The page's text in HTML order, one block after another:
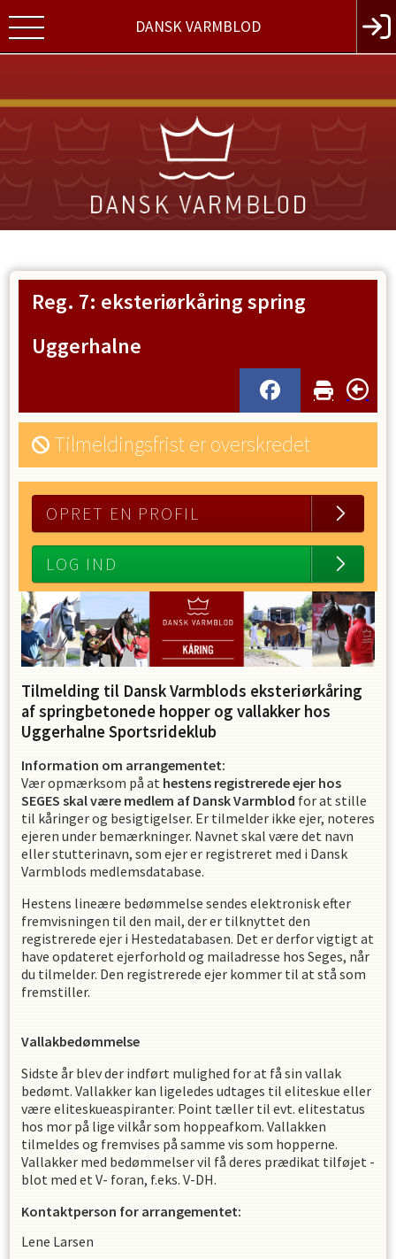
DANSK VARMBLOD
Reg. 7: eksteriørkåring spring
Uggerhalne
Tilmeldingsfrist er overskredet
OPRET EN PROFIL
LOG IND
Tilmelding til Dansk Varmblods eksteriørkåring
af springbetonede hopper og vallakker hos
Uggerhalne Sportsrideklub
Information om arrangementet:
Vær opmærksom på at hestens registrerede ejer hos
SEGES skal være medlem af Dansk Varmblod for at stille
til kåringer og besigtigelser. Er tilmelder ikke ejer, noteres
ejeren under bemærkninger. Navnet skal være det navn
eller stutterinavn, som ejer er registreret med i Dansk
Varmblods medlemsdatabase.
Hestens lineære bedømmelse sendes elektronisk efter
fremvisningen til den mail, der er tilknyttet den
registrerede ejer i Hestedatabasen. Det er derfor vigtigt at
have opdateret ejerforhold og mailadresse hos Seges, når
du tilmelder. Den registrerede ejer kommer til at stå som
fremstiller.
Vallakbedømmelse
Sidste år blev der indført mulighed for at få sin vallak
bedømt. Vallakker kan ligeledes udtages til eliteskue eller
være eliteskueaspiranter. Point tæller til evt. elitestatus
hos mor på lige vilkår som hoppeafkom. Vallakken
tilmeldes og fremvises på samme vis som hopperne.
Vallakker med bedømmelser vil få deres prædikat tilføjet -
blot med et V- foran, f.eks. V-DH.
Kontaktperson for arrangementet:
Lene Larsen